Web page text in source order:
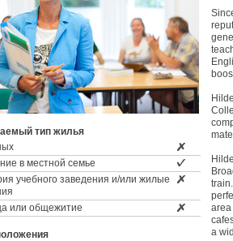
тип жилья
в местной семье
учебного заведения и/или жилые
или общежитие
area
a